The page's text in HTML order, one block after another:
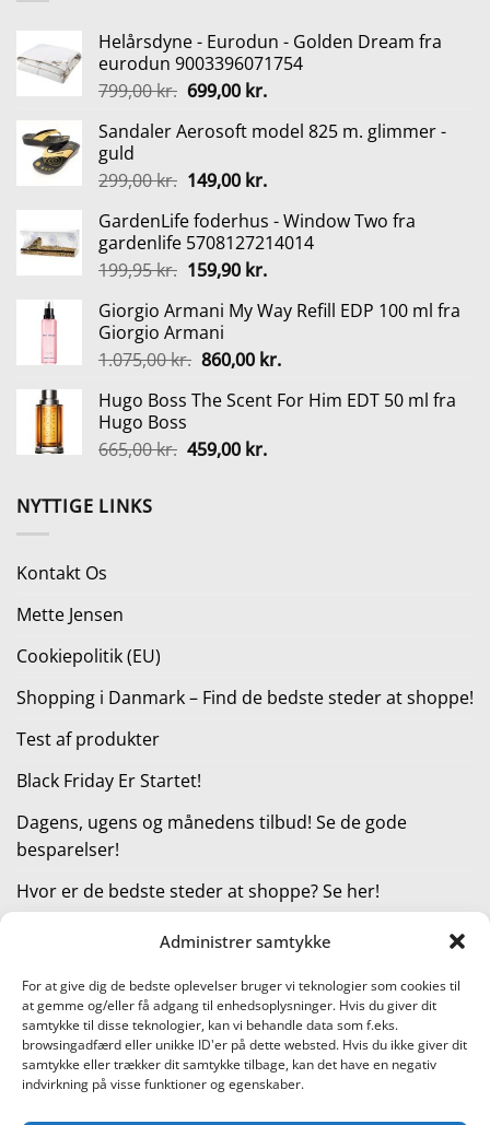
Administrer samtykke
For at give dig de bedste oplevelser bruger vi teknologier som cookies til
at gemme og/eller få adgang til enhedsoplysninger. Hvis du giver dit
samtykke til disse teknologier, kan vi behandle data som f.eks.
browsingadfærd eller unikke ID'er på dette websted. Hvis du ikke giver dit
samtykke eller trækker dit samtykke tilbage, kan det have en negativ
indvirkning på visse funktioner og egenskaber.
Helårsdyne - Eurodun - Golden Dream fra
eurodun 9003396071754
799,00kr. Den
pris
799,00 kr..
699,00 kr.Den
pris
699,00 kr..
Sandaler Aerosoft model 825 m. glimmer -
guld
299,00kr. Den
pris
var:
299,00 kr..
149,00 kr.Den
pris
er:
149,00 kr..
GardenLife foderhus - Window Two fra
gardenlife 5708127214014
199,95kr. Den
pris
var:
199,95 kr..
159,90 kr.Den
pris
159,90 kr..
Giorgio Armani My Way Refill EDP 100 ml fra
Giorgio Armani
1.075,00kr. Den
pris
1.075,00 kr..
860,00 kr.Den
pris
Hugo Boss The Scent For Him EDT 50 ml fra
Hugo Boss
665,00kr. Den
459,00 kr.Den
NYTTIGE LINKS
Kontakt Os
Mette Jensen
Cookiepolitik (EU)
Shopping i Danmark – Find de bedste steder at shoppe!
Test af produkter
Black Friday Er Startet!
Dagens, ugens og månedens tilbud! Se de gode
besparelser!
Hvor er de bedste steder at shoppe? Se her!
Kategorier